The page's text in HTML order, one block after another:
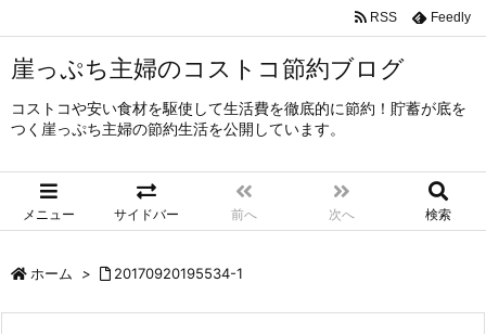
崖っぷち主婦のコストコ節約ブログ
コストコや安い食材を駆使して生活費を徹底的に節約！貯蓄が底を
つく崖っぷち主婦の節約生活を公開しています。
メニュー サイドバー 前へ 次へ 検索
RSS Feedly
ホーム > 20170920195534-1